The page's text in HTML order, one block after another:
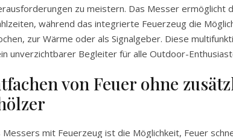
zu meistern. Das Messer ermöglicht
während das integrierte Feuerzeug die
zur Wärme oder als Signalgeber. Diese
unverzichtbarer Begleiter für alle Outdoor-
von Feuer ohne
mit Feuerzeug ist die Möglichkeit, Feuer